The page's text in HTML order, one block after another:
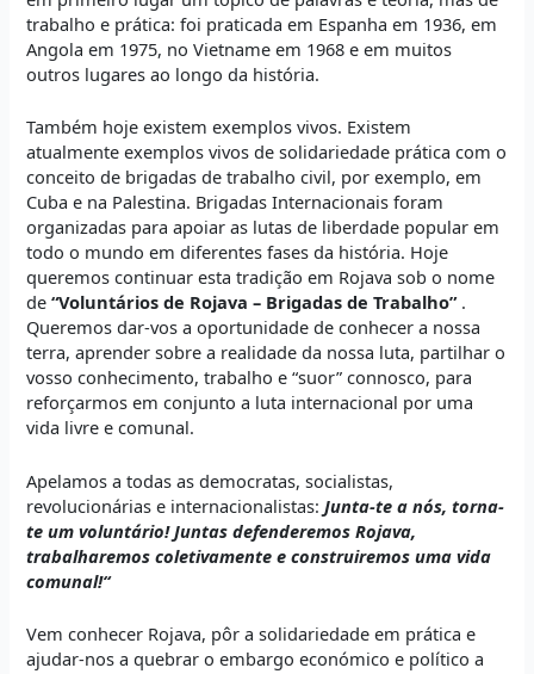
trabalho e prática: foi praticada em Espanha em 1936, em
Angola em 1975, no Vietname em 1968 e em muitos
outros lugares ao longo da história.
Também hoje existem exemplos vivos. Existem
atualmente exemplos vivos de solidariedade prática com o
conceito de brigadas de trabalho civil, por exemplo, em
Cuba e na Palestina. Brigadas Internacionais foram
organizadas para apoiar as lutas de liberdade popular em
todo o mundo em diferentes fases da história. Hoje
queremos continuar esta tradição em Rojava sob o nome
de“Voluntários de Rojava – Brigadas de Trabalho”.
Queremos dar-vos a oportunidade de conhecer a nossa
terra, aprender sobre a realidade da nossa luta, partilhar o
vosso conhecimento, trabalho e “suor” connosco, para
reforçarmos em conjunto a luta internacional por uma
vida livre e comunal.
Apelamos a todas as democratas, socialistas,
revolucionárias e internacionalistas:Junta-te a nós, torna-
te um voluntário! Juntas defenderemos Rojava,
trabalharemos coletivamente e construiremos uma vida
comunal!“
Vem conhecer Rojava, pôr a solidariedade em prática e
ajudar-nos a quebrar o embargo económico e político a